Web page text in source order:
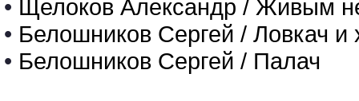
• Щелоков Александр / Живым
• Белошников Сергей / Ловкач и
• Белошников Сергей / Палач